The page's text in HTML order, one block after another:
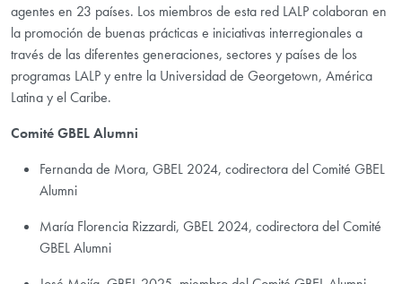
agentes en 23 países. Los miembros de esta red LALP colaboran en
la promoción de buenas prácticas e iniciativas interregionales a
través de las diferentes generaciones, sectores y países de los
programas LALP y entre la Universidad de Georgetown, América
Latina y el Caribe.
Comité GBEL Alumni
Fernanda de Mora, GBEL 2024, codirectora del Comité GBEL
Alumni
María Florencia Rizzardi, GBEL 2024, codirectora del Comité
GBEL Alumni